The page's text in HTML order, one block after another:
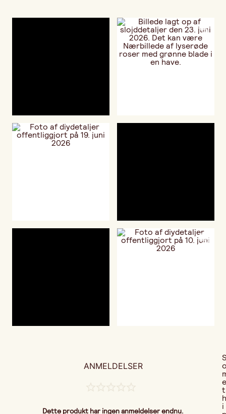
ANMELDELSER
Dette produkt har ingen anmeldelser endnu.
e
t
h
i